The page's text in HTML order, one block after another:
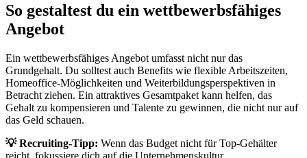
So gestaltest du ein wettbewerbsfähiges
Angebot
Ein wettbewerbsfähiges Angebot umfasst nicht nur das
Grundgehalt. Du solltest auch Benefits wie flexible Arbeitszeiten,
Homeoffice-Möglichkeiten und Weiterbildungsperspektiven in
Betracht ziehen. Ein attraktives Gesamtpaket kann helfen, das
Gehalt zu kompensieren und Talente zu gewinnen, die nicht nur auf
das Geld schauen.
💡 Recruiting-Tipp: Wenn das Budget nicht für Top-Gehälter
reicht, fokussiere dich auf die Unternehmenskultur,